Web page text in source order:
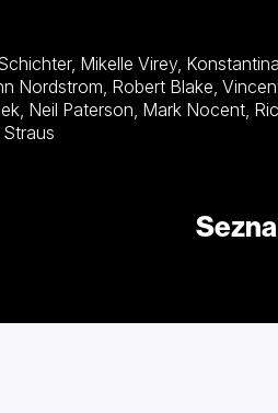
J. Wilson, David Straus